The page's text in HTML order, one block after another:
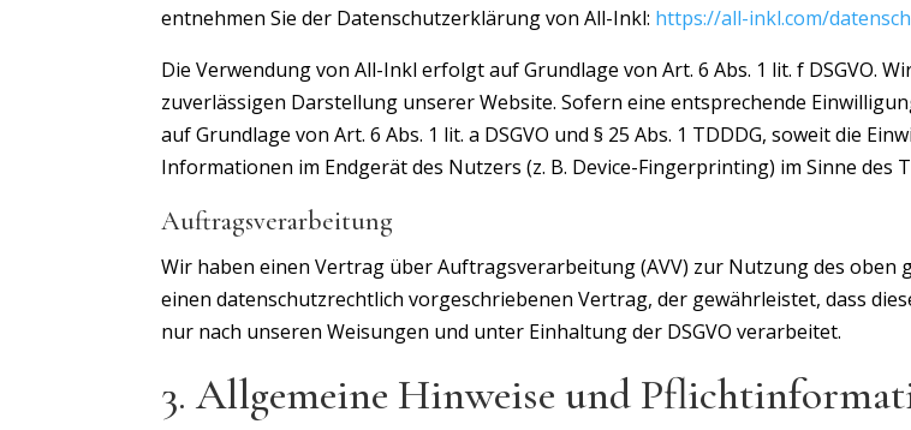
entnehmen Sie der Datenschutzerklärung von All-Inkl: https://all-inkl.com/
Die Verwendung von All-Inkl erfolgt auf Grundlage von Art. 6 Abs. 1 lit. f DSGVO.
zuverlässigen Darstellung unserer Website. Sofern eine entsprechende
auf Grundlage von Art. 6 Abs. 1 lit. a DSGVO und § 25 Abs. 1 TDDDG, soweit die
Informationen im Endgerät des Nutzers (z. B. Device-Fingerprinting) im Sinne
Auftragsverarbeitung
Wir haben einen Vertrag über Auftragsverarbeitung (AVV) zur Nutzung des oben
einen datenschutzrechtlich vorgeschriebenen Vertrag, der gewährleistet, dass
nur nach unseren Weisungen und unter Einhaltung der DSGVO verarbeitet.
3. Allgemeine Hinweise und